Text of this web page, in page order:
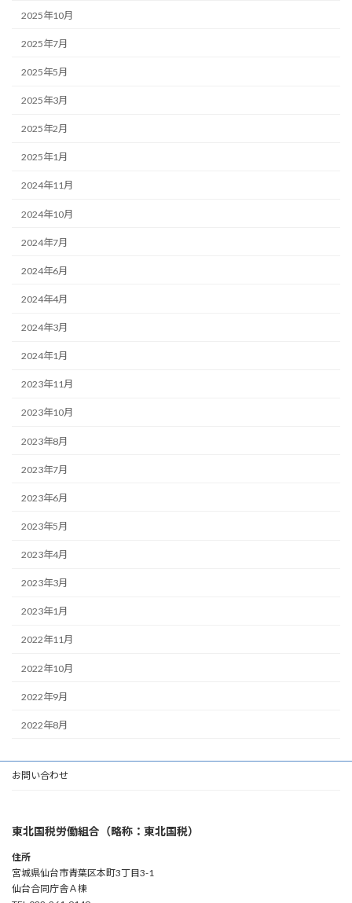
2025年10月
2025年7月
2025年5月
2025年3月
2025年2月
2025年1月
2024年11月
2024年10月
2024年7月
2024年6月
2024年4月
2024年3月
2024年1月
2023年11月
2023年10月
2023年8月
2023年7月
2023年6月
2023年5月
2023年4月
2023年3月
2023年1月
2022年11月
2022年10月
2022年9月
2022年8月
お問い合わせ
東北国税労働組合（略称：東北国税）
住所
宮城県仙台市青葉区本町3丁目3-1
仙台合同庁舎Ａ棟